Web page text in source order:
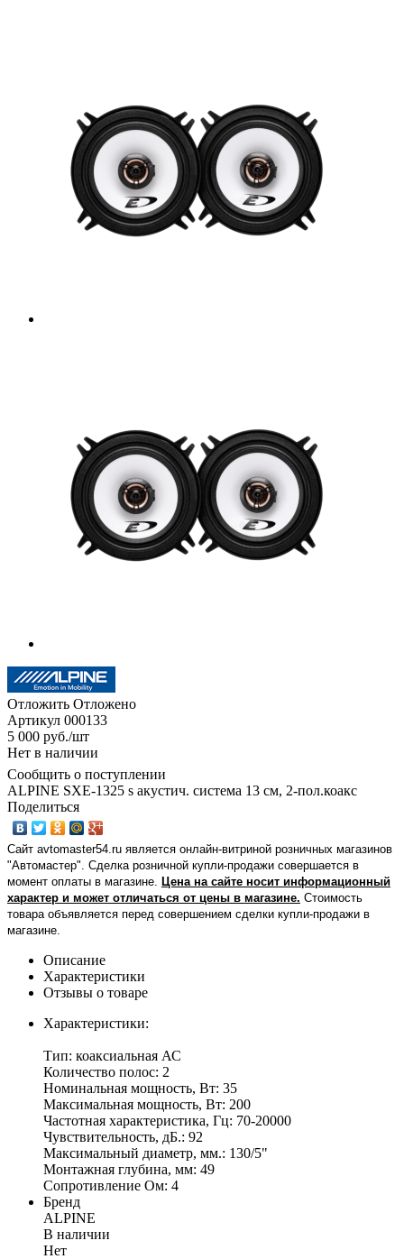
Отложить Отложено
Артикул 000133
5 000 руб./шт
Нет в наличии
Сообщить о поступлении
ALPINE SXE-1325 s акустич. система 13 см, 2-пол.коакс
Поделиться
Сайт avtomaster54.ru является онлайн-витриной розничных магазинов
"Автомастер". Сделка розничной купли-продажи совершается в
момент оплаты в магазине.
Цена на сайте носит информационный
характер и может отличаться от цены в магазине. Стоимость
товара объявляется перед совершением сделки купли-продажи в
магазине
Описание
Характеристики
Отзывы о товаре
Характеристики:
Тип: коаксиальная АС
Количество полос: 2
Номинальная мощность, Вт: 35
Максимальная мощность, Вт: 200
Частотная характеристика, Гц: 70-20000
Чувствительность, дБ.: 92
Максимальный диаметр, мм.: 130/5"
Монтажная глубина, мм: 49
Сопротивление Ом: 4
Бренд
ALPINE
В наличии
Нет